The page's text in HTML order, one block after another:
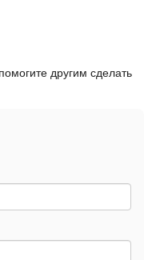
другим сделать